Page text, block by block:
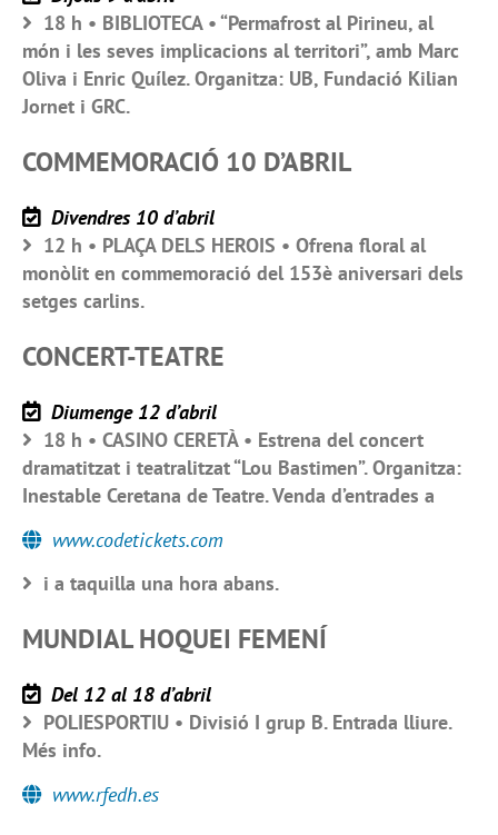
18 h • BIBLIOTECA • “Permafrost al Pirineu, al
món i les seves implicacions al territori”, amb Marc
Oliva i Enric Quílez. Organitza: UB, Fundació Kilian
Jornet i GRC.
COMMEMORACIÓ 10 D’ABRIL
Divendres 10 d’abril
12 h • PLAÇA DELS HEROIS • Ofrena floral al
monòlit en commemoració del 153è aniversari dels
setges carlins.
CONCERT-TEATRE
Diumenge 12 d’abril
18 h • CASINO CERETÀ • Estrena del concert
dramatitzat i teatralitzat “Lou Bastimen”. Organitza:
Inestable Ceretana de Teatre. Venda d’entrades a
www.codetickets.com
i a taquilla una hora abans.
MUNDIAL HOQUEI FEMENÍ
Del 12 al 18 d’abril
POLIESPORTIU • Divisió I grup B. Entrada lliure.
Més info.
www.rfedh.es